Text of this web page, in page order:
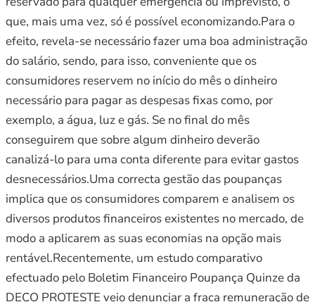
que, mais uma vez, só é possível economizando.Para o
efeito, revela-se necessário fazer uma boa administração
do salário, sendo, para isso, conveniente que os
consumidores reservem no início do mês o dinheiro
necessário para pagar as despesas fixas como, por
exemplo, a água, luz e gás. Se no final do mês
conseguirem que sobre algum dinheiro deverão
canalizá-lo para uma conta diferente para evitar gastos
desnecessários.Uma correcta gestão das poupanças
implica que os consumidores comparem e analisem os
diversos produtos financeiros existentes no mercado, de
modo a aplicarem as suas economias na opção mais
rentável.Recentemente, um estudo comparativo
efectuado pelo Boletim Financeiro Poupança Quinze da
DECO PROTESTE veio denunciar a fraca remuneração de